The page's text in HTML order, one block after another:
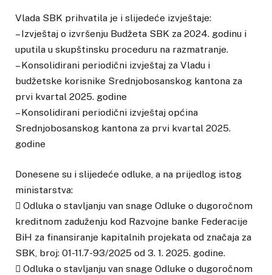
Vlada SBK prihvatila je i slijedeće izvještaje:
– Izvještaj o izvršenju Budžeta SBK za 2024. godinu i
uputila u skupštinsku proceduru na razmatranje.
– Konsolidirani periodični izvještaj za Vladu i
budžetske korisnike Srednjobosanskog kantona za
prvi kvartal 2025. godine
– Konsolidirani periodični izvještaj općina
Srednjobosanskog kantona za prvi kvartal 2025.
godine
Donesene su i slijedeće odluke, a na prijedlog istog
ministarstva:
 Odluka o stavljanju van snage Odluke o dugoročnom
kreditnom zaduženju kod Razvojne banke Federacije
BiH za finansiranje kapitalnih projekata od značaja za
SBK, broj: 01-11.7-93/2025 od 3. 1. 2025. godine.
 Odluka o stavljanju van snage Odluke o dugoročnom